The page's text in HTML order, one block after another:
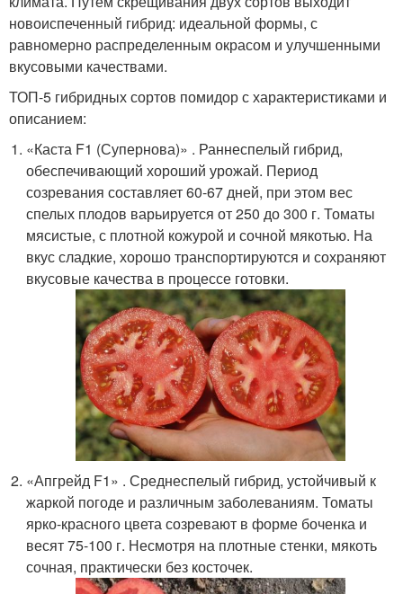
новоиспеченный гибрид: идеальной формы, с
равномерно распределенным окрасом и улучшенными
вкусовыми качествами.
ТОП-5 гибридных сортов помидор с характеристиками и
описанием:
«Каста F1 (Супернова)» . Раннеспелый гибрид,
обеспечивающий хороший урожай. Период
созревания составляет 60-67 дней, при этом вес
спелых плодов варьируется от 250 до 300 г. Томаты
мясистые, с плотной кожурой и сочной мякотью. На
вкус сладкие, хорошо транспортируются и сохраняют
вкусовые качества в процессе готовки.
«Апгрейд F1» . Среднеспелый гибрид, устойчивый к
жаркой погоде и различным заболеваниям. Томаты
ярко-красного цвета созревают в форме боченка и
весят 75-100 г. Несмотря на плотные стенки, мякоть
сочная, практически без косточек.